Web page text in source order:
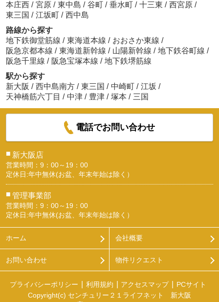
本庄西 / 宮原 / 東中島 / 谷町 / 垂水町 / 十三東 / 西宮原 /
東三国 / 江坂町 / 西中島
路線から探す
地下鉄御堂筋線 / 東海道本線 / おおさか東線 /
阪急京都本線 / 東海道新幹線 / 山陽新幹線 / 地下鉄谷町線 /
阪急千里線 / 阪急宝塚本線 / 地下鉄堺筋線
駅から探す
新大阪 / 西中島南方 / 東三国 / 中崎町 / 江坂 /
天神橋筋六丁目 / 中津 / 豊津 / 塚本 / 三国
電話でお問い合わせ
■ 新大阪店
営業時間：9：00～19：00
定休日:年中無休(お盆、年末年始は除く）
■ 管理事業部
営業時間：9：00～19：00
定休日:年中無休(お盆、年末年始は除く）
ホーム 会社概要
お問い合わせ 物件リクエスト
プライバシーポリシー 利用規約 アクセスマップ
PCサイト
Copyright(c) センチュリー２１ライフネット 新大阪